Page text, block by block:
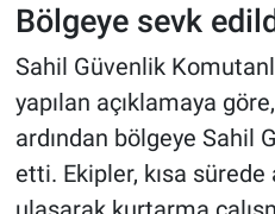
Bölgeye sevk
Sahil Güvenlik
yapılan açıklamaya
ardından bölgeye Sahil
etti. Ekipler, kısa